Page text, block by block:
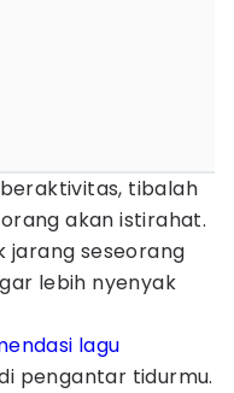
tibalah
akan istirahat.
jarang seseorang
lebih nyenyak
lagu
pengantar tidurmu.